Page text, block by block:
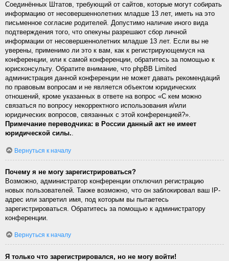
Соединённых Штатов, требующий от сайтов, которые могут собирать
информацию от несовершеннолетних младше 13 лет, иметь на это
письменное согласие родителей. Допустимо наличие иного вида
подтверждения того, что опекуны разрешают сбор личной
информации от несовершеннолетних младше 13 лет. Если вы не
уверены, применимо ли это к вам, как к регистрирующемуся на
конференции, или к самой конференции, обратитесь за помощью к
юрисконсульту. Обратите внимание, что phpBB Limited
администрация данной конференции не может давать рекомендаций
по правовым вопросам и не является объектом юридических
отношений, кроме указанных в ответе на вопрос «С кем можно
связаться по вопросу некорректного использования и/или
юридических вопросов, связанных с этой конференцией?».
Примечание переводчика: в России данный акт не имеет
юридической силы..
Вернуться к началу
Почему я не могу зарегистрироваться?
Возможно, администратор конференции отключил регистрацию
новых пользователей. Также возможно, что он заблокировал ваш IP-
адрес или запретил имя, под которым вы пытаетесь
зарегистрироваться. Обратитесь за помощью к администратору
конференции.
Вернуться к началу
Я только что зарегистрировался, но не могу войти!